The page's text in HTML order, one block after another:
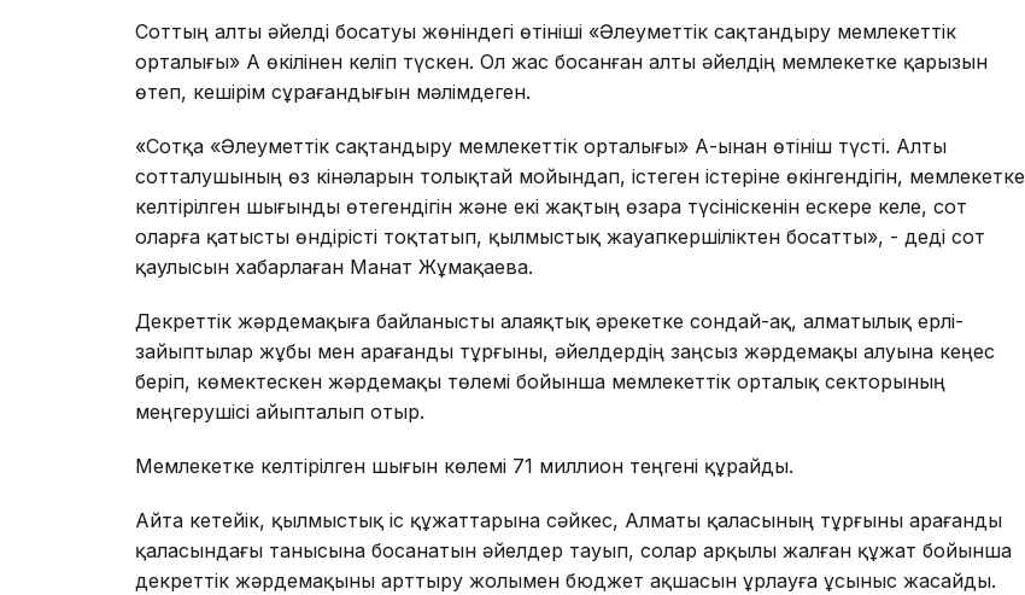
Соттың алты әйелді босатуы жөніндегі өтініші «Әлеуметтік сақтандыру мемлекеттік
орталығы» АҚ өкілінен келіп түскен. Ол жас босанған алты әйелдің мемлекетке қарызын
өтеп, кешірім сұрағандығын мәлімдеген.
«Сотқа «Әлеуметтік сақтандыру мемлекеттік орталығы» АҚ-ынан өтініш түсті. Алты
сотталушының өз кінәларын толықтай мойындап, істеген істеріне өкінгендігін, мемлекетке
келтірілген шығынды өтегендігін және екі жақтың өзара түсініскенін ескере келе, сот
оларға қатысты өндірісті тоқтатып, қылмыстық жауапкершіліктен босатты», - деді сот
қаулысын хабарлаған Манат Жұмақаева.
Декреттік жәрдемақыға байланысты алаяқтық әрекетке сондай-ақ, алматылық ерлі-
зайыптылар жұбы мен Қарағанды тұрғыны, әйелдердің заңсыз жәрдемақы алуына кеңес
беріп, көмектескен жәрдемақы төлемі бойынша мемлекеттік орталық секторының
меңгерушісі айыпталып отыр.
Мемлекетке келтірілген шығын көлемі 71 миллион теңгені құрайды.
Айта кетейік, қылмыстық іс құжаттарына сәйкес, Алматы қаласының тұрғыны Қарағанды
қаласындағы танысына босанатын әйелдер тауып, солар арқылы жалған құжат бойынша
декреттік жәрдемақыны арттыру жолымен бюджет ақшасын ұрлауға ұсыныс жасайды.